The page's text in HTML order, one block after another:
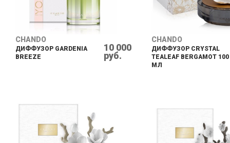
CHANDO
ДИФФУЗОР GARDENIA
BREEZE
10 000
руб.
CHANDO
ДИФФУЗОР CRYSTAL
TEALEAF BERGAMOT 100
МЛ